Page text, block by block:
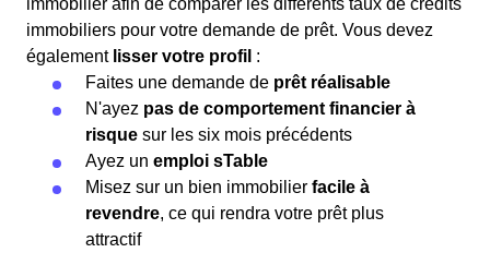
immobilier afin de comparer les différents taux de crédits
immobiliers pour votre demande de prêt. Vous devez
également lisser votre profil :
Faites une demande de prêt réalisable
N'ayez pas de comportement financier à
risque sur les six mois précédents
Ayez un emploi sTable
Misez sur un bien immobilier facile à
revendre, ce qui rendra votre prêt plus
attractif